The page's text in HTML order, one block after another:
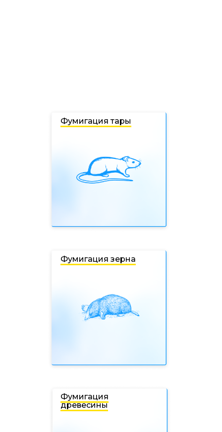
Фумигация тары
Фумигация зерна
Фумигация
древесины